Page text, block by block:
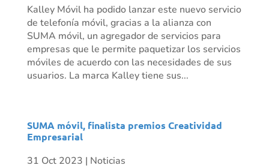
Kalley Móvil ha podido lanzar este nuevo servicio
de telefonía móvil, gracias a la alianza con
SUMA móvil, un agregador de servicios para
empresas que le permite paquetizar los servicios
móviles de acuerdo con las necesidades de sus
usuarios. La marca Kalley tiene sus...
SUMA móvil, finalista premios Creatividad
Empresarial
31 Oct 2023 | Noticias